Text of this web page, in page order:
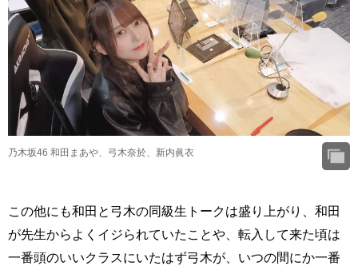
乃木坂46 和田まあや、弓木奈於、新内眞衣
この他にも和田と弓木の同級生トークは盛り上がり、和田
が先生からよくイジられていたことや、転入して来た頃は
一番頭のいいクラスにいたはず弓木が、いつの間にか一番